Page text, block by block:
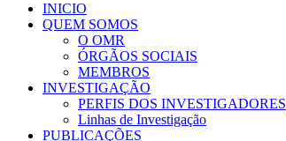
INICIO
QUEM SOMOS
O OMR
ÓRGÃOS SOCIAIS
MEMBROS
INVESTIGAÇÃO
PERFIS DOS INVESTIGADORES
Linhas de Investigação
PUBLICAÇÕES